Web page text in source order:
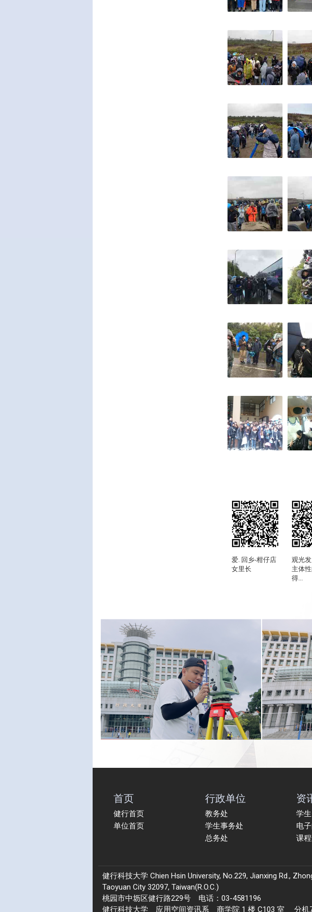
爱. 回乡-柑仔店
女里长
观光
主体
得...
首页
健行首页
单位首页
行政单位
教务处
学生事务处
总务处
资
学
电
课
健行科技大学 Chien Hsin University, No.229, Jianxing Rd.,
Taoyuan City 32097, Taiwan(R.O.C.)
桃园市中坜区健行路229号 电话：03-4581196
健行科技大学 应用空间资讯系 商学院 1 楼 C103 室 分机